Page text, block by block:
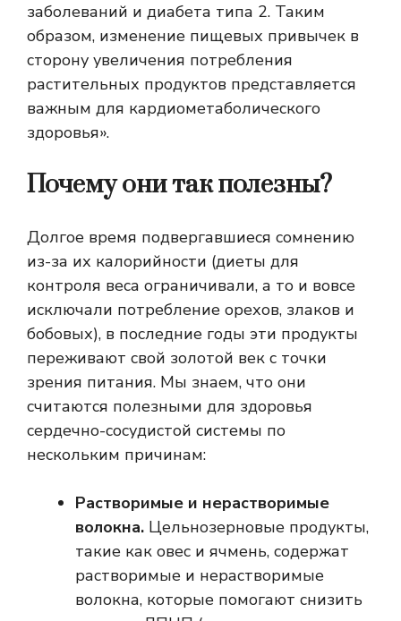
заболеваний и диабета типа 2. Таким
образом, изменение пищевых привычек в
сторону увеличения потребления
растительных продуктов представляется
важным для кардиометаболического
здоровья».
Почему они так полезны?
Долгое время подвергавшиеся сомнению
из-за их калорийности (диеты для
контроля веса ограничивали, а то и вовсе
исключали потребление орехов, злаков и
бобовых), в последние годы эти продукты
переживают свой золотой век с точки
зрения питания. Мы знаем, что они
считаются полезными для здоровья
сердечно-сосудистой системы по
нескольким причинам:
Растворимые и нерастворимые
волокна. Цельнозерновые продукты,
такие как овес и ячмень, содержат
растворимые и нерастворимые
волокна, которые помогают снизить